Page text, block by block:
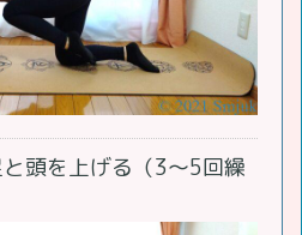
頭を上げる（3～5回繰